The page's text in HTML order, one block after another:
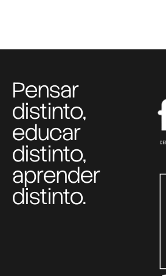
Pensar
distinto,
educar
distinto,
aprender
distinto.